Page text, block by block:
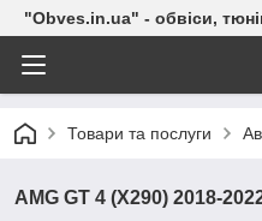
"Obves.in.ua" - обвіси,
Товари та послуги
AMG GT 4 (X290) 2018-